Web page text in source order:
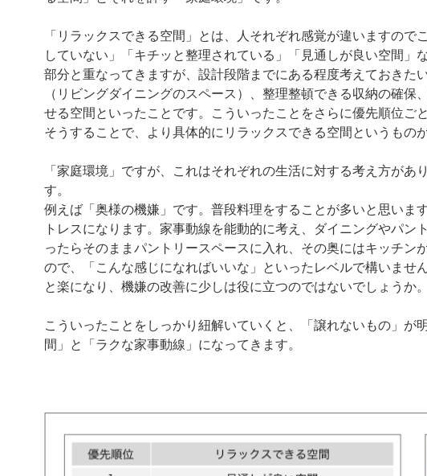
「リラックスできる空間」とは、人それぞれ感覚が違いますの
していない」「キチッと整理されている」「見通しが良い空間
部分と重なってきますが、設計段階までにある程度考えておきた
（リビングダイニングのスペース）、整理整頓できる収納の確
せる空間といったことです。こういったことをさらに優先順位ご
そうすることで、より具体的にリラックスできる空間というもの
「家庭環境」ですが、これはそれぞれの生活に対する考え方が
す。
例えば「奥様の機嫌」です。普段料理をすることが多いと思いま
トレスになります。家事動線を能動的に考え、ダイニングやパ
ったらそのままパントリースペースに入れ、その奥にはキッチ
ので、「こんな感じになればいいな」といったレベルで構いま
と楽になり、機嫌の改善に少しは役に立つのではないでしょうか。
こういったことをしっかり紐解いていくと、「譲れないもの」
間」と「ラクな家事動線」になってきます。